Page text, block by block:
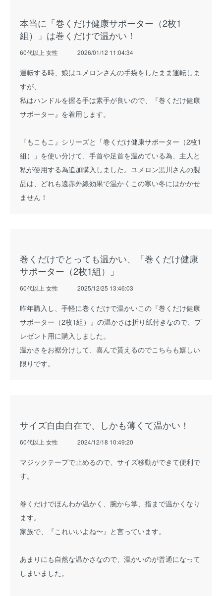
本当に「巻くだけ健康サポーター（2枚1
組）」は巻くだけで温かい！
60代以上 女性 2026/01/12 11:04:34
運転する時、娘はユメロンさんの手袋をしたまま運転しま
すが、
私はハンドルを握る手は素手が良いので、『巻くだけ健康
サポーター』を着用します。
『もこもこ』シリーズと「巻くだけ健康サポーター（2枚1
組）」を使い分けて、手首や足首を温めている為、主人と
私が使用する為追加購入しました。ユメロン黒川さんの製
品は、どれも遠赤外線効果で温かくこの寒い冬にはかかせ
ません！
巻くだけでとっても温かい、「巻くだけ健康
サポーター（2枚1組）」
60代以上 女性 2025/12/25 13:46:03
昨年購入し、手軽に巻くだけで温かいこの『巻くだけ健康
サポーター（2枚1組）』の温かさは折り紙付きなので、プ
レゼント用に購入しました。
温かさをお裾分けして、喜んで貰えるのでこちらも嬉しい
限りです。
サイズ自由自在で、しかも薄くて温かい！
60代以上 女性 2024/12/18 10:49:20
マジックテープで止めるので、サイズ移動ができて便利で
す。
巻くだけでほんわか温かく、腕から掌、指まで温かくなり
ます。
家族で、『これいいよね〜』と言っています。
あまりにも自然な温かさなので、温かいのが普通になって
しまいました。